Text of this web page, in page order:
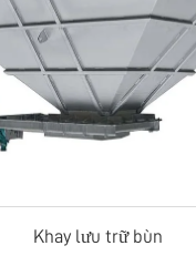
Khay lưu trữ bùn